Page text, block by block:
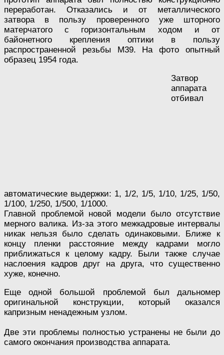
переработан. Отказались и от металлического
затвора в пользу проверенного уже шторного
матерчатого с горизонтальным ходом и от
байонетного крепления оптики в пользу
распространенной резьбы М39. На фото опытный
образец 1954 года.
Затвор
аппарата
отбивал
автоматические выдержки: 1, 1/2, 1/5, 1/10, 1/25, 1/50,
1/100, 1/250, 1/500, 1/1000.
Главной проблемой новой модели было отсутствие
мерного валика. Из-за этого межкадровые интервалы
никак нельзя было сделать одинаковыми. Ближе к
концу пленки расстояние между кадрами могло
приближаться к целому кадру. Были также случае
наслоения кадров друг на друга, что существенно
хуже, конечно.
Еще одной большой проблемой был дальномер
оригинальной конструкции, который оказался
капризным ненадежным узлом.
Две эти проблемы полностью устранены не были до
самого окончания производства аппарата.